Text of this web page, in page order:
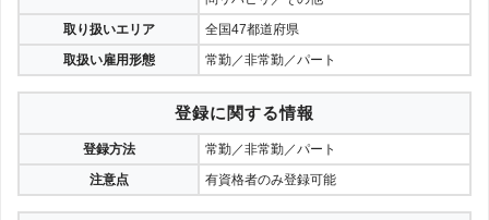
取り扱いエリア
全国47都道府県
取扱い雇用形態
常勤／非常勤／パート
登録に関する情報
登録方法
常勤／非常勤／パート
注意点
有資格者のみ登録可能